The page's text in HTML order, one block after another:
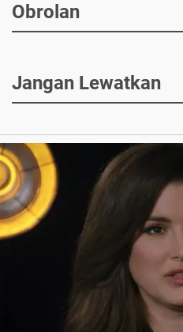
Obrolan
Jangan Lewatkan